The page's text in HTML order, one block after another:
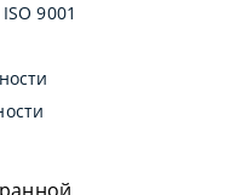
9001